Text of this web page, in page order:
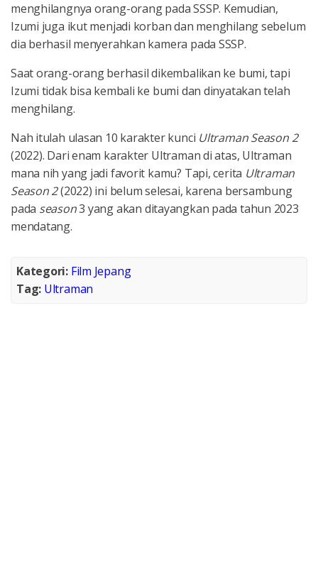
menghilangnya orang-orang pada SSSP. Kemudian,
Izumi juga ikut menjadi korban dan menghilang sebelum
dia berhasil menyerahkan kamera pada SSSP.
Saat orang-orang berhasil dikembalikan ke bumi, tapi
Izumi tidak bisa kembali ke bumi dan dinyatakan telah
menghilang.
Nah itulah ulasan 10 karakter kunci Ultraman Season 2
(2022). Dari enam karakter Ultraman di atas, Ultraman
mana nih yang jadi favorit kamu? Tapi, cerita Ultraman
Season 2(2022) ini belum selesai, karena bersambung
pada season3 yang akan ditayangkan pada tahun 2023
mendatang.
Kategori: Film Jepang
Tag: Ultraman